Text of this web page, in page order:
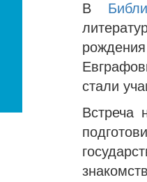
В
стали
Встреча